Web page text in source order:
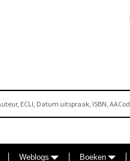
Weblogs Boeken